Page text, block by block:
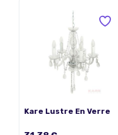
Kare Lustre En Verre